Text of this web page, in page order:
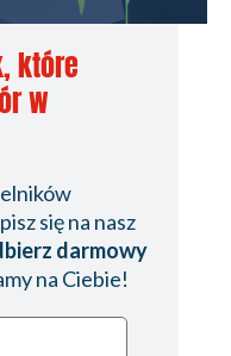
które
w
się na nasz
darmowy
na Ciebie!